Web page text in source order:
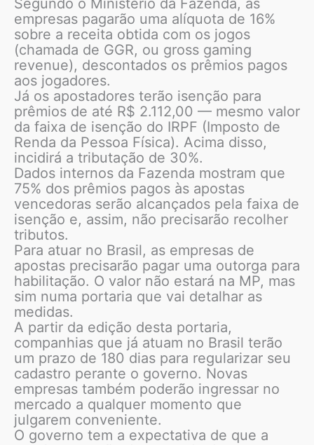
Segundo o Ministério da Fazenda, as
empresas pagarão uma alíquota de 16%
sobre a receita obtida com os jogos
(chamada de GGR, ou gross gaming
revenue), descontados os prêmios pagos
aos jogadores.
Já os apostadores terão isenção para
prêmios de até R$ 2.112,00 — mesmo valor
da faixa de isenção do IRPF (Imposto de
Renda da Pessoa Física). Acima disso,
incidirá a tributação de 30%.
Dados internos da Fazenda mostram que
75% dos prêmios pagos às apostas
vencedoras serão alcançados pela faixa de
isenção e, assim, não precisarão recolher
tributos.
Para atuar no Brasil, as empresas de
apostas precisarão pagar uma outorga para
habilitação. O valor não estará na MP, mas
sim numa portaria que vai detalhar as
medidas.
A partir da edição desta portaria,
companhias que já atuam no Brasil terão
um prazo de 180 dias para regularizar seu
cadastro perante o governo. Novas
empresas também poderão ingressar no
mercado a qualquer momento que
julgarem conveniente.
O governo tem a expectativa de que a